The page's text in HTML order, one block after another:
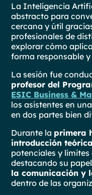
La Inteligencia
abstracto para
cercana y útil
profesionales de
explorar cómo
forma responsable
La sesión fue
profesor del
ESIC Business &
los asistentes en
en dos partes bien
Durante la primera
introducción teórica
potenciales y
destacando su
la comunicación y
dentro de las